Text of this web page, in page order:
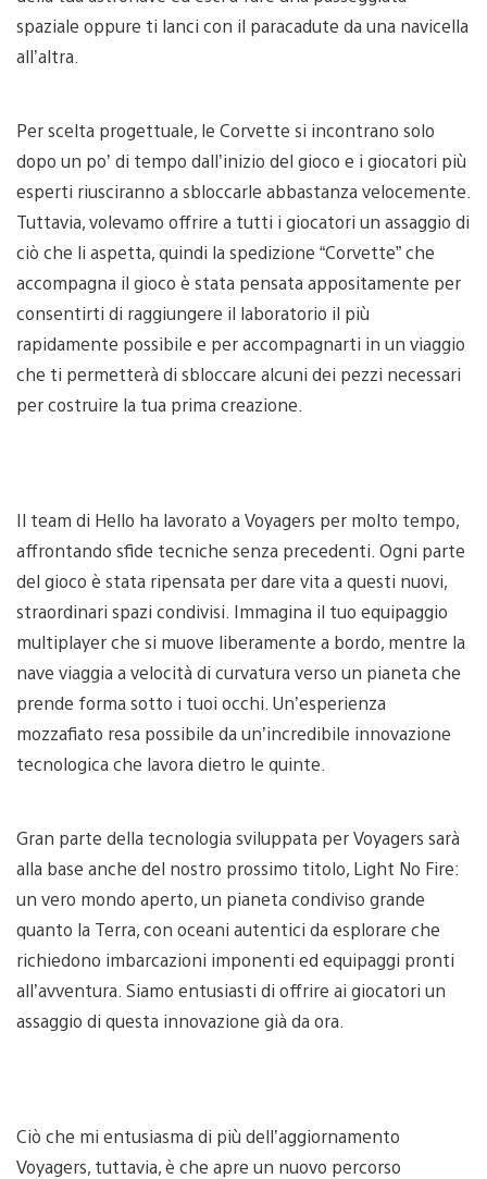
spaziale oppure ti lanci con il paracadute da una navicella
all’altra.
Per scelta progettuale, le Corvette si incontrano solo
dopo un po’ di tempo dall’inizio del gioco e i giocatori più
esperti riusciranno a sbloccarle abbastanza velocemente.
Tuttavia, volevamo offrire a tutti i giocatori un assaggio di
ciò che li aspetta, quindi la spedizione “Corvette” che
accompagna il gioco è stata pensata appositamente per
consentirti di raggiungere il laboratorio il più
rapidamente possibile e per accompagnarti in un viaggio
che ti permetterà di sbloccare alcuni dei pezzi necessari
per costruire la tua prima creazione.
Il team di Hello ha lavorato a Voyagers per molto tempo,
affrontando sfide tecniche senza precedenti. Ogni parte
del gioco è stata ripensata per dare vita a questi nuovi,
straordinari spazi condivisi. Immagina il tuo equipaggio
multiplayer che si muove liberamente a bordo, mentre la
nave viaggia a velocità di curvatura verso un pianeta che
prende forma sotto i tuoi occhi. Un’esperienza
mozzafiato resa possibile da un’incredibile innovazione
tecnologica che lavora dietro le quinte.
Gran parte della tecnologia sviluppata per Voyagers sarà
alla base anche del nostro prossimo titolo, Light No Fire:
un vero mondo aperto, un pianeta condiviso grande
quanto la Terra, con oceani autentici da esplorare che
richiedono imbarcazioni imponenti ed equipaggi pronti
all’avventura. Siamo entusiasti di offrire ai giocatori un
assaggio di questa innovazione già da ora.
Ciò che mi entusiasma di più dell’aggiornamento
Voyagers, tuttavia, è che apre un nuovo percorso